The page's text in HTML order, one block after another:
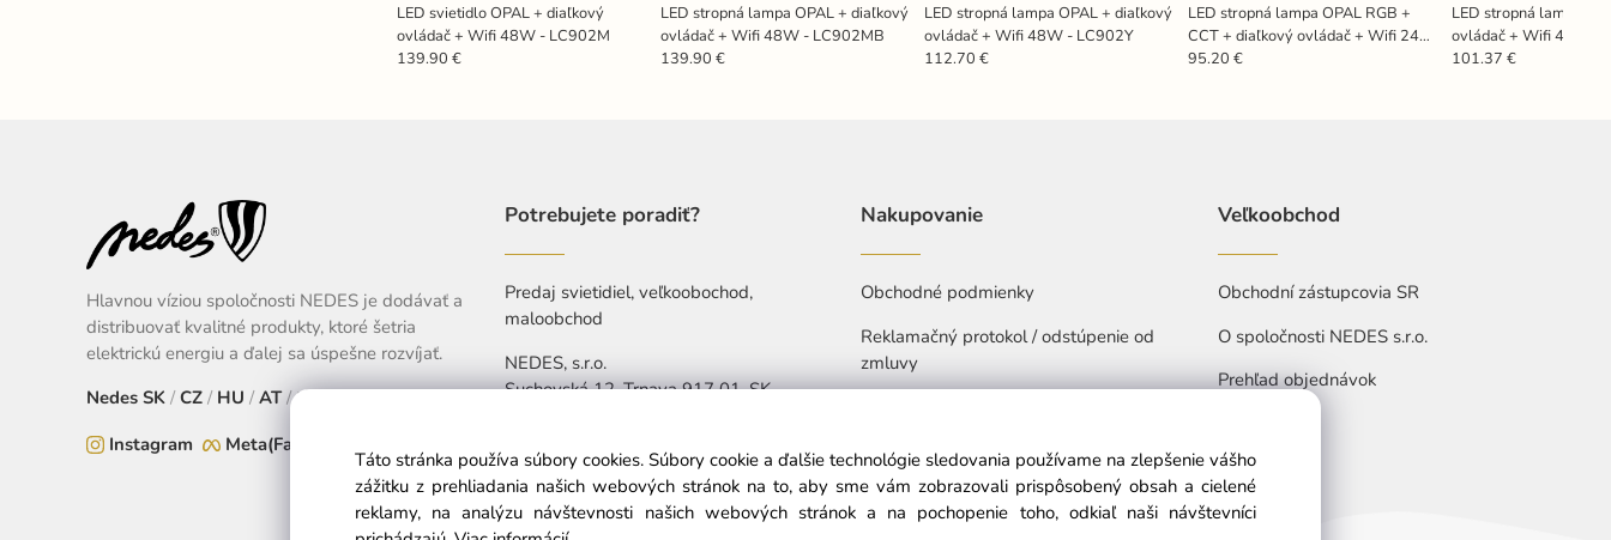
LED svietidlo OPAL + diaľkový
ovládač + Wifi 48W - LC902M
139.90 €
LED stropná lampa OPAL + diaľkový
ovládač + Wifi 48W - LC902MB
139.90 €
LED stropná lampa OPAL + diaľkový
ovládač + Wifi 48W - LC902Y
112.70 €
LED stropná lampa OPAL RGB +
CCT + diaľkový ovládač + Wifi 24W
- LC951U
95.20 €
LED stropná lampa
ovládač + Wifi 48W -
101.37 €
Hlavnou víziou spoločnosti NEDES je dodávať a
distribuovať kvalitné produkty, ktoré šetria
elektrickú energiu a ďalej sa úspešne rozvíjať.
Nedes SK / CZ / HU / AT /EU
Instagram
Meta(Facebook)
Potrebujete poradiť?
Predaj svietidiel, veľkoobochod,
maloobchod
NEDES, s.r.o.
Suchovská 12, Trnava 917 01, SK
Pon-Pia: 7:30-15:30
info@nedes.sk
Nakupovanie
Obchodné podmienky
Reklamačný protokol / odstúpenie od
zmluvy
Vyhlásenie o prístupnosti
Veľkoobchod
Obchodní zástupcovia SR
O spoločnosti NEDES s.r.o.
Prehľad objednávok
Táto stránka používa súbory cookies. Súbory cookie a ďalšie technológie sledovania používame na zlepšenie vášho
zážitku z prehliadania našich webových stránok na to, aby sme vám zobrazovali prispôsobený obsah a cielené
reklamy, na analýzu návštevnosti našich webových stránok a na pochopenie toho, odkiaľ naši návštevníci